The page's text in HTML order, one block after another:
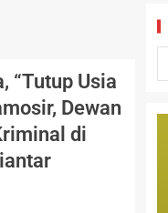
“Tutup Usia
Dewan
di